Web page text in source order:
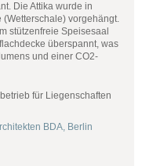
Die Attika wurde in
vorgehängt.
stützenfreie Speisesaal
überspannt, was
und einer CO2-
für Liegenschaften
BDA, Berlin